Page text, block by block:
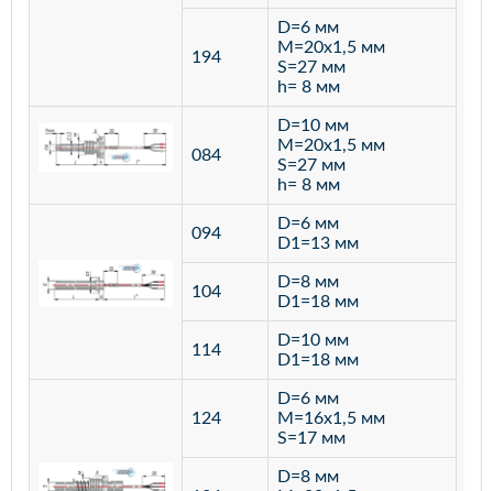
194
D=6 мм
M=20х1,5 мм
S=27 мм
h= 8 мм
084
D=10 мм
M=20х1,5 мм
S=27 мм
h= 8 мм
094
D=6 мм
D1=13 мм
104
D=8 мм
D1=18 мм
114
D=10 мм
D1=18 мм
124
D=6 мм
M=16х1,5 мм
S=17 мм
D=8 мм